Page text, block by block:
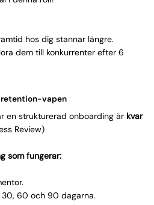
hos dig stannar längre.
dem till konkurrenter efter 6
vapen
en strukturerad onboarding är kvar
Review)
som fungerar:
60 och 90 dagarna.